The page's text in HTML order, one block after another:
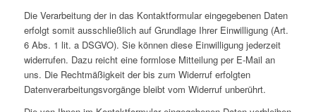
Die Verarbeitung der in das Kontaktformular eingegebenen Daten
erfolgt somit ausschließlich auf Grundlage Ihrer Einwilligung (Art.
6 Abs. 1 lit. a DSGVO). Sie können diese Einwilligung jederzeit
widerrufen. Dazu reicht eine formlose Mitteilung per E-Mail an
uns. Die Rechtmäßigkeit der bis zum Widerruf erfolgten
Datenverarbeitungsvorgänge bleibt vom Widerruf unberührt.